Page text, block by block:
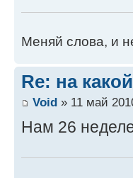
Меняй слова, и
Re: на
Void » 11 май
Нам 26